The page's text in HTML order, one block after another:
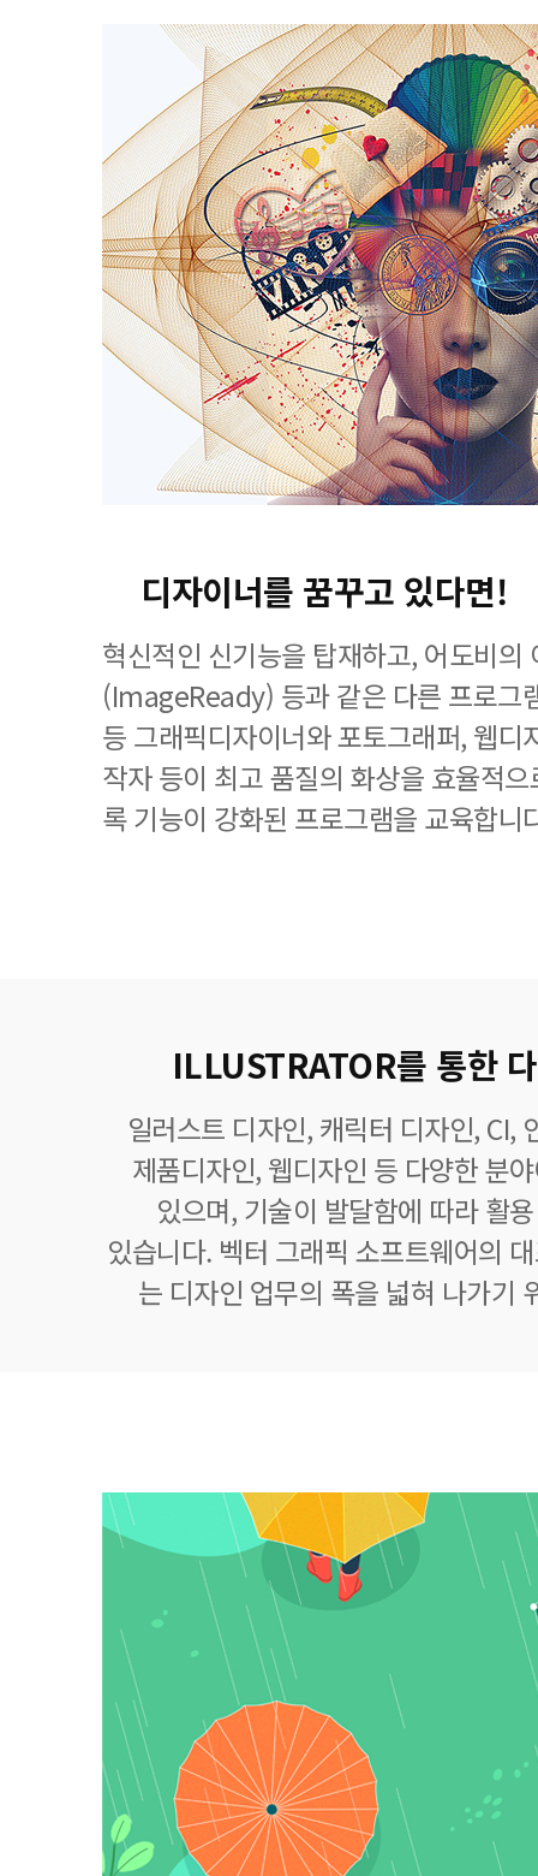
디자이너를 꿈꾸고 있다면!
혁신적인 신기능을 탑재하고, 어도비의
(ImageReady) 등과 같은 다른 프로그
등 그래픽디자이너와 포토그래퍼, 웹디
작자 등이 최고 품질의 화상을 효율적
록 기능이 강화된 프로그램을 교육합니
ILLUSTRATOR를 통한
일러스트 디자인, 캐릭터 디자인, CI,
제품디자인, 웹디자인 등 다양한 분
있으며, 기술이 발달함에 따라 활
있습니다. 벡터 그래픽 소프트웨어의
는 디자인 업무의 폭을 넓혀 나가기